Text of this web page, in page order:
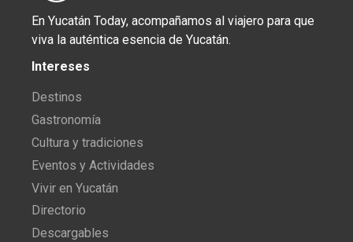
En Yucatán Today, acompañamos al viajero para que
viva la auténtica esencia de Yucatán.
Intereses
Destinos
Gastronomía
Cultura y tradiciones
Eventos y Actividades
Vivir en Yucatán
Directorio
Descargables